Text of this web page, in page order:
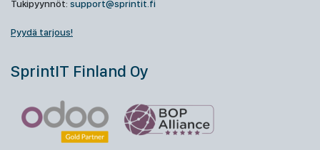
Tukipyynnöt: support@sprintit.fi
Pyydä tarjous!
SprintIT Finland Oy